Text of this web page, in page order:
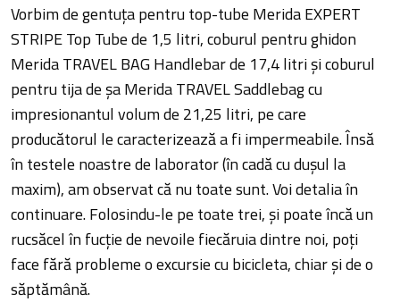
Vorbim de gentuța pentru top-tube Merida EXPERT
STRIPE Top Tube de 1,5 litri, coburul pentru ghidon
Merida TRAVEL BAG Handlebar de 17,4 litri și coburul
pentru tija de șa Merida TRAVEL Saddlebag cu
impresionantul volum de 21,25 litri, pe care
producătorul le caracterizează a fi impermeabile. Însă
în testele noastre de laborator (în cadă cu dușul la
maxim), am observat că nu toate sunt. Voi detalia în
continuare. Folosindu-le pe toate trei, și poate încă un
rucsăcel în fucție de nevoile fiecăruia dintre noi, poți
face fără probleme o excursie cu bicicleta, chiar și de o
săptămână.